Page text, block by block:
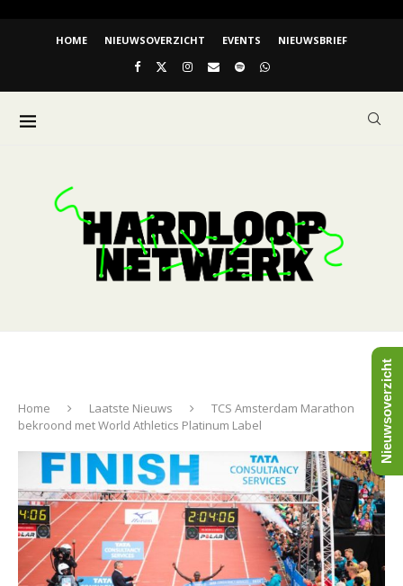
HOME NIEUWSOVERZICHT EVENTS NIEUWSBRIEF
Home Laatste Nieuws
TCS Amsterdam Marathon
bekroond met World Athletics Platinum Label
Nieuwsoverzicht